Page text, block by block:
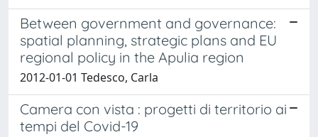
Between government and governance:
spatial planning, strategic plans and EU
regional policy in the Apulia region
2012-01-01 Tedesco, Carla
Camera con vista : progetti di territorio ai
tempi del Covid-19